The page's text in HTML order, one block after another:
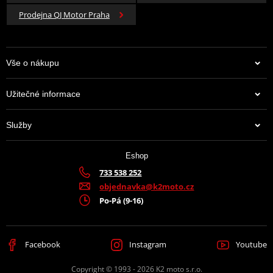
MotoGP, MXGP, přes Rallye Dakar, AMA, ADAC MX Masters, až po
Drag racing či Road racing.
Ocelové rozety vyrábí JT pouze z té nej C49 vysokouhlíkové oceli a
přední kola jsou z chrommolybdenové oceli.
Informace o výrobci řetězových kol - JT sprockets
moderní továrnu plnou CNC strojů, které zpracovávají ty top
Prodejna QJ Motor Praha
Vše o nákupu
Užitečné informace
Služby
Eshop
733 538 252
objednavka@k2moto.cz
Po-Pá (9-16)
Facebook Instagram Youtube
Copyright © 1993 - 2026 K2 moto s.r.o.